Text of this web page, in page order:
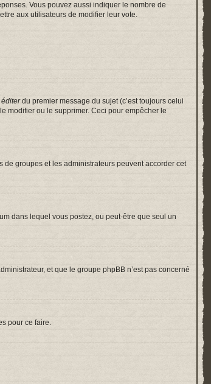
Vous pouvez aussi indiquer le nombre de
aux utilisateurs de modifier leur vote.
éditerdu premier message du sujet (c’est toujours celui
modifier ou le supprimer. Ceci pour empêcher le
groupes et les administrateurs peuvent accorder cet
dans lequel vous postez, ou peut-être que seul un
et que le groupe phpBB n’est pas concerné
pour ce faire.